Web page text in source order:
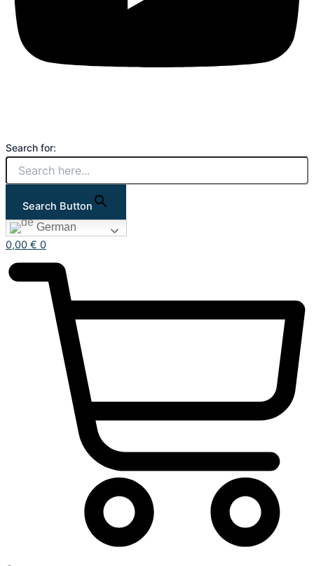
Search for:
Search Button
German
0,00 € 0